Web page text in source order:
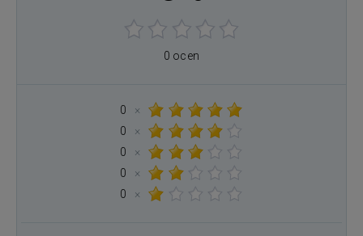
0 ocen
0
×
0
×
0
×
0
×
0
×